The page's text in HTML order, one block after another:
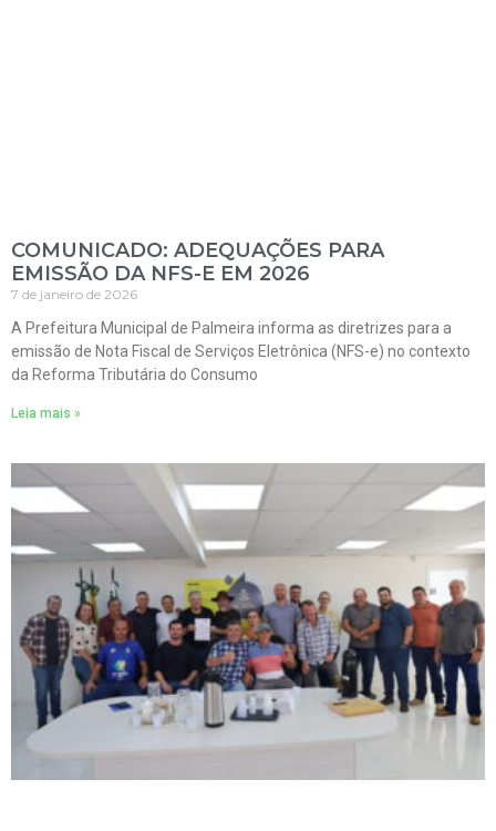
COMUNICADO: ADEQUAÇÕES PARA
EMISSÃO DA NFS-E EM 2026
7 de janeiro de 2026
A Prefeitura Municipal de Palmeira informa as diretrizes para a
emissão de Nota Fiscal de Serviços Eletrônica (NFS-e) no contexto
da Reforma Tributária do Consumo
Leia mais »